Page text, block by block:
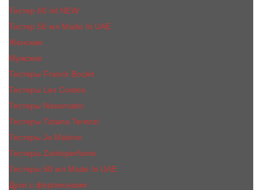
Тестер 60 ml NEW
Тестер 50 мл Made In UAE
Женские
Мужские
Тестеры Franck Boclet
Тестеры Les Contes
Тестеры Nasomatto
Тестеры Tiziana Terenzi
Тестеры Jо Malоnе
Тестеры Zarkoperfume
Тестеры 60 мл Made In UAE
Духи с феромонами